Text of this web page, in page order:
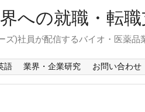
への就職・転職
)社員が配信するバイオ・医薬品
語 業界・企業研究 お問い合わせ